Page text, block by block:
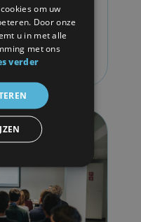
Green Deal,
for 55’ werd
(richtlijn
De REDIII
in
aan
een mapping uit
om uw
Door onze
u in met alle
met ons
verder